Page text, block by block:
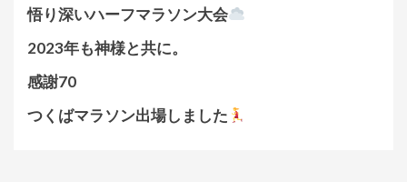
悟り深いハーフマラソン大会
2023年も神様と共に。
感謝70
つくばマラソン出場しました